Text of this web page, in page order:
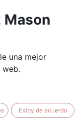
una mejor
web.
Estoy de acuerdo